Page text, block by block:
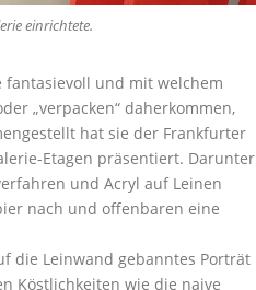
einrichtete.
fantasievoll und mit welchem
„verpacken“ daherkommen,
hat sie der Frankfurter
Etagen präsentiert. Darunter
und Acryl auf Leinen
nach und offenbaren eine
die Leinwand gebanntes Porträt
Köstlichkeiten wie die naive